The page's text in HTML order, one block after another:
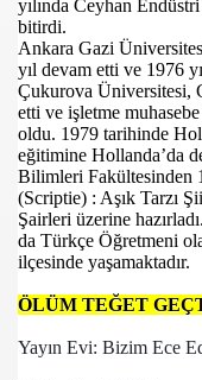
yılında Ceyhan
bitirdi.
Ankara Gazi
yıl devam etti ve 1976
Çukurova Üniversitesi,
etti ve işletme
oldu. 1979 tarihinde
eğitimine Hollanda’da
Bilimleri Fakültesinden
(Scriptie) : Aşık Tarzı
Şairleri üzerine
da Türkçe Öğretmeni
ilçesinde yaşamaktadır.
ÖLÜM TEĞET
Yayın Evi: Bizim Ece